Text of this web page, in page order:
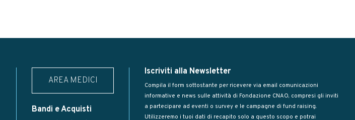
AREA MEDICI
Bandi e Acquisti
Iscriviti alla Newsletter
Compila il form sottostante per ricevere via email comunicazioni
informative e news sulle attività di Fondazione CNAO, compresi gli inviti
a partecipare ad eventi o survey e le campagne di fund raising.
Utilizzeremo i tuoi dati di recapito solo a questo scopo e potrai